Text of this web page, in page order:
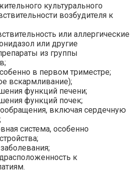
культурального
возбудителя к
или аллергические
или другие
из группы
в первом триместре;
вскармливание);
функций печени;
функций почек;
включая сердечную
система, особенно
к